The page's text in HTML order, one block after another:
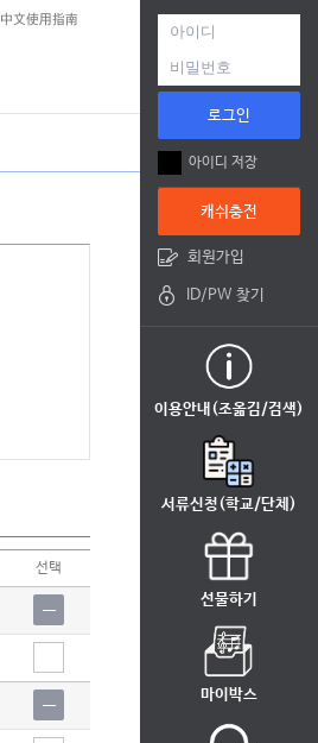
中文使用指南
선택
로그인
아이디 저장
캐쉬충전
회원가입
ID/PW 찾기
이용안내(조옮김/검색)
서류신청(학교/단체)
선물하기
마이박스